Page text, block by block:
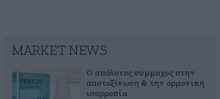
MARKET NEWS
Ο απόλυτος σύμμαχος στην
αποτοξίνωση & την ορμονική
ισορροπία